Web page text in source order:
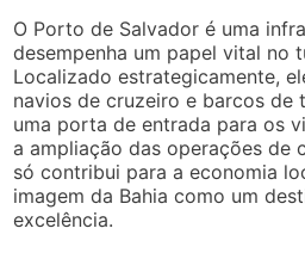
O Porto de Salvador é uma
desempenha um papel vital no
Localizado estrategicamente,
navios de cruzeiro e barcos de
uma porta de entrada para os
a ampliação das operações de
só contribui para a economia
imagem da Bahia como um
excelência.